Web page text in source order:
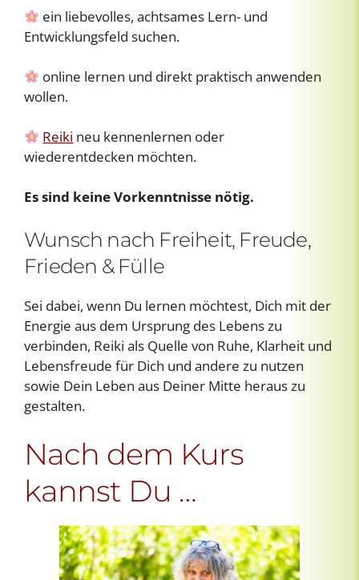
ein liebevolles, achtsames Lern- und
Entwicklungsfeld suchen.
online lernen und direkt praktisch anwenden
wollen.
Reiki neu kennenlernen oder
wiederentdecken möchten.
Es sind keine Vorkenntnisse nötig.
Wunsch nach Freiheit, Freude,
Frieden & Fülle
Sei dabei, wenn Du lernen möchtest, Dich mit der
Energie aus dem Ursprung des Lebens zu
verbinden, Reiki als Quelle von Ruhe, Klarheit und
Lebensfreude für Dich und andere zu nutzen
sowie Dein Leben aus Deiner Mitte heraus zu
gestalten.
Nach dem Kurs
kannst Du …